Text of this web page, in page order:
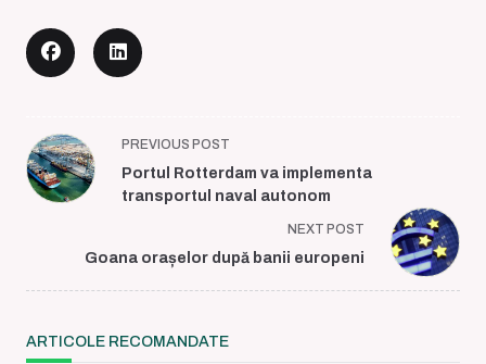
<span
class="nav-
subtitle
text">Page</span>
PREVIOUS POST
Portul Rotterdam va implementa
transportul naval autonom
NEXT POST
Goana orașelor după banii europeni
ARTICOLE RECOMANDATE